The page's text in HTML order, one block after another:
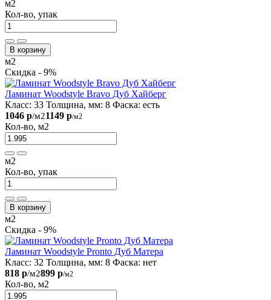
м2
Кол-во, упак
В корзину
м2
Скидка - 9%
Ламинат Woodstyle Bravo Дуб Хайберг
Класс: 33 Толщина, мм: 8 Фаска: есть
1046 р/м21149 р/м2
Кол-во, м2
м2
Кол-во, упак
В корзину
м2
Скидка - 9%
Ламинат Woodstyle Pronto Дуб Матера
Класс: 32 Толщина, мм: 8 Фаска: нет
818 р/м2899 р/м2
Кол-во, м2